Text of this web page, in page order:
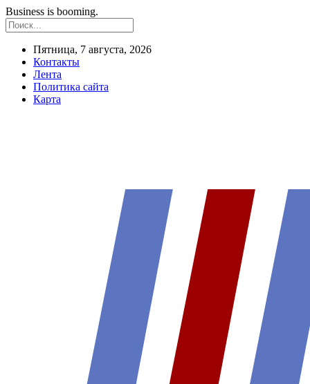
Business is booming.
Пятница, 7 августа, 2026
Контакты
Лента
Политика сайта
Карта